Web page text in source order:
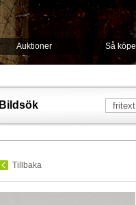
Auktioner Så
Bildsök
Tillbaka